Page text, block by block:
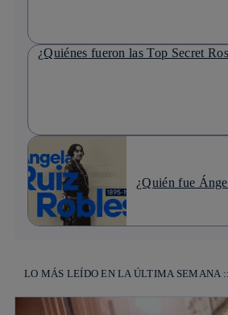
¿Quiénes fueron las Top Secret
¿Quién fue
LO MÁS LEÍDO EN LA ÚLTIMA SEMANA